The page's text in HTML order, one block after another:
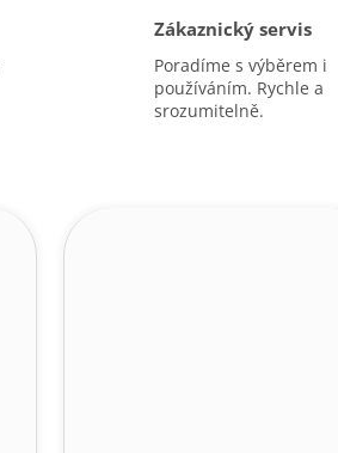
Zákaznický servis
Poradíme s výběrem i
používáním. Rychle a
srozumitelně.